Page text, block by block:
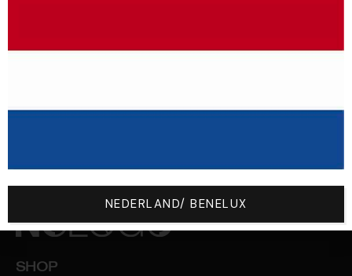
Frais De Retour Sont Offerts !
SHOP
NEDERLAND/ BENELUX